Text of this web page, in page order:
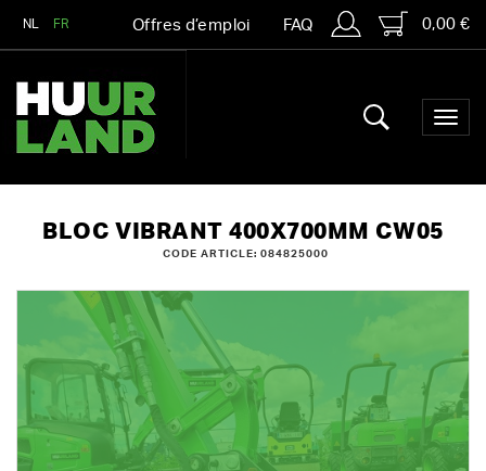
NL FR Offres d’emploi FAQ 0,00 €
BLOC VIBRANT 400X700MM CW05
CODE ARTICLE: 084825000